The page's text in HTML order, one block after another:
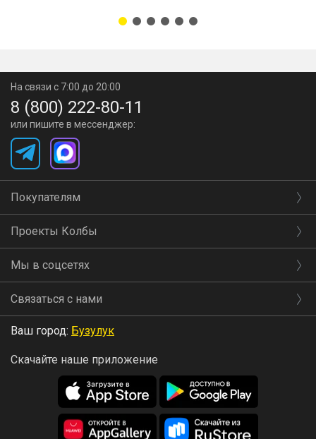
На связи с 7:00 до 20:00
8 (800) 222-80-11
или пишите в мессенджер:
Покупателям
Проекты Колбы
Мы в соцсетях
Связаться с нами
Ваш город: Бузулук
Скачайте наше приложение